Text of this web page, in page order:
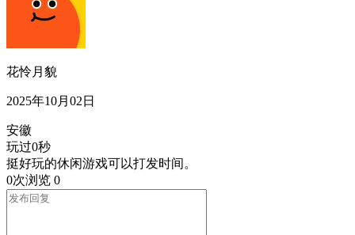
花怜月貌
2025年10月02日
安徽
玩过0秒
挺好玩的休闲游戏可以打发时间。
0次浏览 0